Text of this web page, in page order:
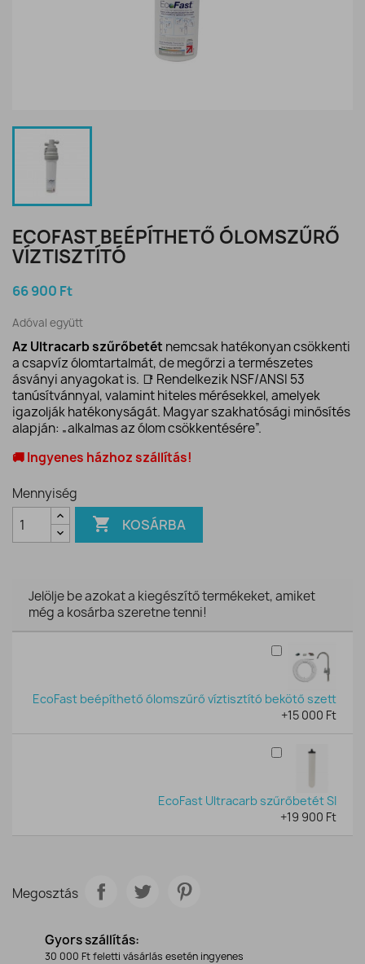
ECOFAST BEÉPÍTHETŐ ÓLOMSZŰRŐ
VÍZTISZTÍTÓ
66 900 Ft
Adóval együtt
Az Ultracarb szűrőbetét nemcsak hatékonyan csökkenti
a csapvíz ólomtartalmát, de megőrzi a természetes
ásványi anyagokat is. 📑 Rendelkezik NSF/ANSI 53
tanúsítvánnyal, valamint hiteles mérésekkel, amelyek
igazolják hatékonyságát. Magyar szakhatósági minősítés
alapján: „alkalmas az ólom csökkentésére”.
🚚 Ingyenes házhoz szállítás!
Mennyiség
 KOSÁRBA
Jelölje be azokat a kiegészítő termékeket, amiket
még a kosárba szeretne tenni!
EcoFast beépíthető ólomszűrő víztisztító bekötő szett
+15 000 Ft
EcoFast Ultracarb szűrőbetét SI
+19 900 Ft
Megosztás
Gyors szállítás:
30 000 Ft feletti vásárlás esetén ingyenes